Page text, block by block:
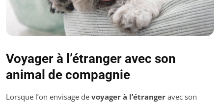
Voyager à l’étranger avec son
animal de compagnie
Lorsque l’on envisage de voyager à l’étranger avec son